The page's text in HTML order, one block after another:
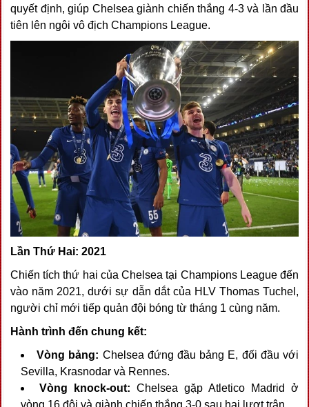
quyết định, giúp Chelsea giành chiến thắng 4-3 và lần đầu
tiên lên ngôi vô địch Champions League.
Lần Thứ Hai: 2021
Chiến tích thứ hai của Chelsea tại Champions League đến
vào năm 2021, dưới sự dẫn dắt của HLV Thomas Tuchel,
người chỉ mới tiếp quản đội bóng từ tháng 1 cùng năm.
Hành trình đến chung kết:
Vòng bảng: Chelsea đứng đầu bảng E, đối đầu với
Sevilla, Krasnodar và Rennes.
Vòng knock-out: Chelsea gặp Atletico Madrid ở
vòng 16 đội và giành chiến thắng 3-0 sau hai lượt trận.